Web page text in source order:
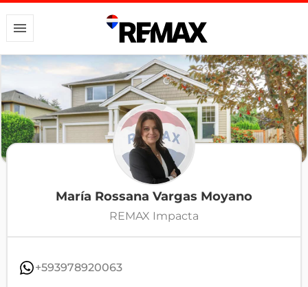
María Rossana Vargas Moyano
REMAX Impacta
+593978920063